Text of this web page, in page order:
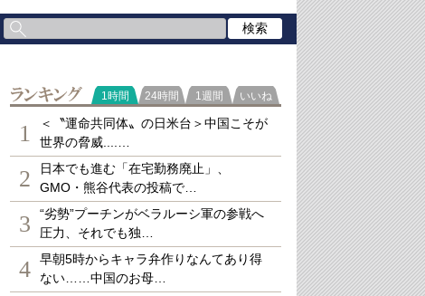
ランキング
1時間 24時間 1週間 いいね
1
＜〝運命共同体〟の日米台＞中国こそが
世界の脅威....…
2
日本でも進む「在宅勤務廃止」、
GMO・熊谷代表の投稿で…
3
“劣勢”プーチンがベラルーシ軍の参戦へ
圧力、それでも独…
4
早朝5時からキャラ弁作りなんてあり得
ない……中国のお母…